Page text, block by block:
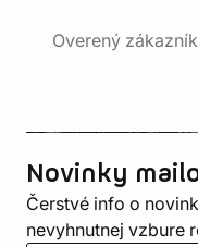
Overený
Novinky
Čerstvé info o
nevyhnutnej vzbure